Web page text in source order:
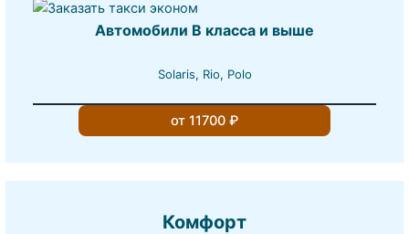
Автомобили B класса и выше
Solaris, Rio, Polo
от 11700 ₽
Комфорт